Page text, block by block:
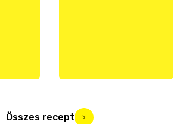
Összes recept